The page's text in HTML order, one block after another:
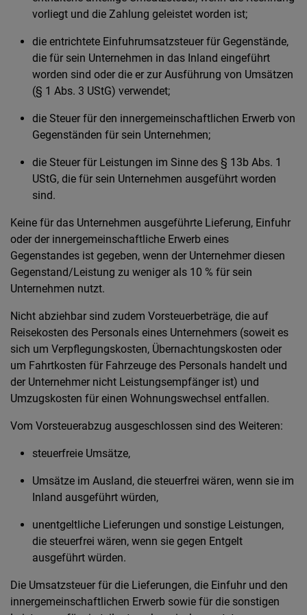
vorliegt und die Zahlung geleistet worden ist;
die entrichtete Einfuhrumsatzsteuer für Gegenstände,
die für sein Unternehmen in das Inland eingeführt
worden sind oder die er zur Ausführung von Umsätzen
(§ 1 Abs. 3 UStG) verwendet;
die Steuer für den innergemeinschaftlichen Erwerb von
Gegenständen für sein Unternehmen;
die Steuer für Leistungen im Sinne des § 13b Abs. 1
UStG, die für sein Unternehmen ausgeführt worden
sind.
Keine für das Unternehmen ausgeführte Lieferung, Einfuhr
oder der innergemeinschaftliche Erwerb eines
Gegenstandes ist gegeben, wenn der Unternehmer diesen
Gegenstand/Leistung zu weniger als 10 % für sein
Unternehmen nutzt.
Nicht abziehbar sind zudem Vorsteuerbeträge, die auf
Reisekosten des Personals eines Unternehmers (soweit es
sich um Verpflegungskosten, Übernachtungskosten oder
um Fahrtkosten für Fahrzeuge des Personals handelt und
der Unternehmer nicht Leistungsempfänger ist) und
Umzugskosten für einen Wohnungswechsel entfallen.
Vom Vorsteuerabzug ausgeschlossen sind des Weiteren:
steuerfreie Umsätze,
Umsätze im Ausland, die steuerfrei wären, wenn sie im
Inland ausgeführt würden,
unentgeltliche Lieferungen und sonstige Leistungen,
die steuerfrei wären, wenn sie gegen Entgelt
ausgeführt würden.
Die Umsatzsteuer für die Lieferungen, die Einfuhr und den
innergemeinschaftlichen Erwerb sowie für die sonstigen